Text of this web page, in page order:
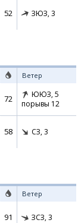
52 ЗЮЗ, 3
Ветер
72 ЮЮЗ, 5
порывы 12
58 СЗ, 3
Ветер
91 ЗСЗ, 3